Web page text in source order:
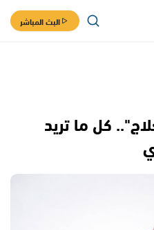
البث المباشر
كل ما تريد